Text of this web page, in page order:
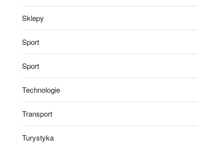
Sklepy
Sport
Sport
Technologie
Transport
Turystyka